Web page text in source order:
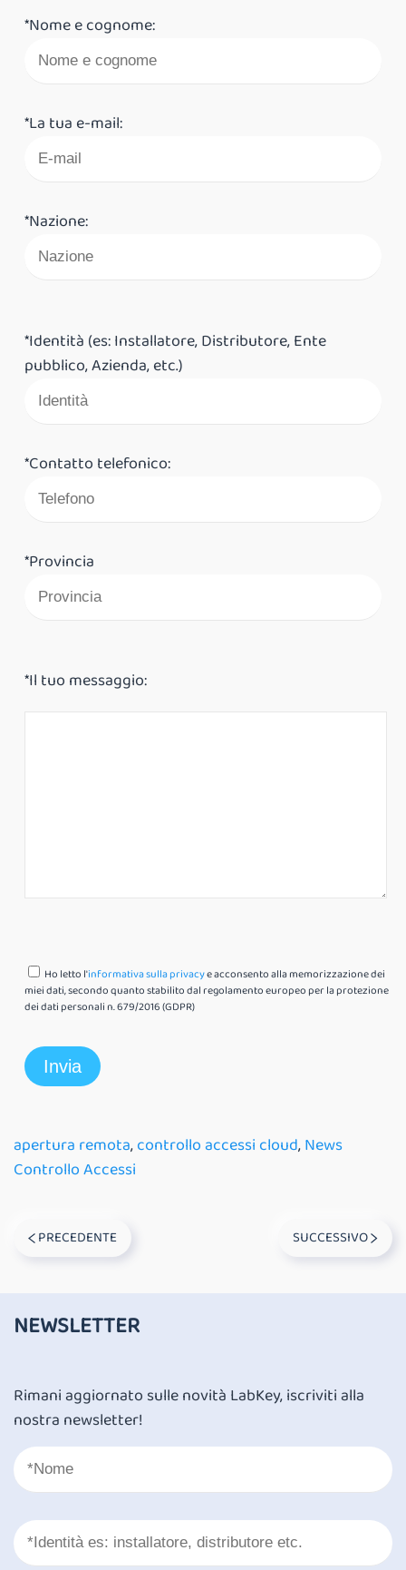
*Nome e cognome:
*La tua e-mail:
*Nazione:
*Identità (es: Installatore, Distributore, Ente
pubblico, Azienda, etc.)
*Contatto telefonico:
*Provincia
*Il tuo messaggio:
Ho letto l'informativa sulla privacye acconsento alla memorizzazione dei
miei dati, secondo quanto stabilito dal regolamento europeo per la protezione
dei dati personali n. 679/2016 (GDPR)
apertura remota,controllo accessi cloud,News
Controllo Accessi
PRECEDENTE SUCCESSIVO
NEWSLETTER
Rimani aggiornato sulle novità LabKey, iscriviti alla
nostra newsletter!